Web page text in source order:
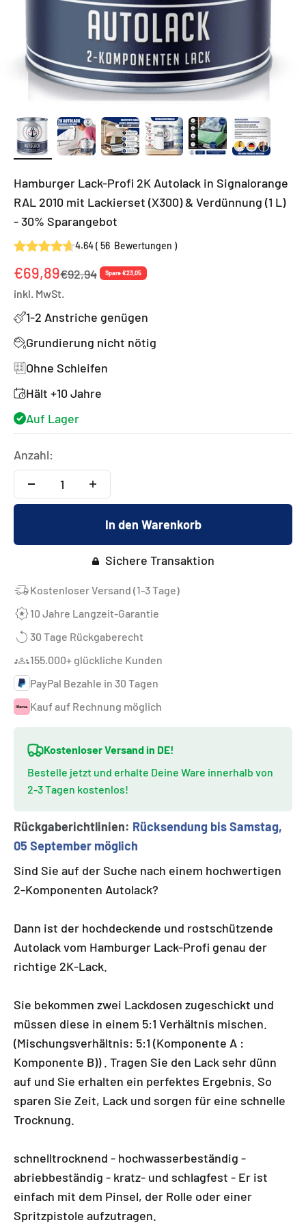
Hamburger Lack-Profi 2K Autolack in Signalorange
RAL 2010 mit Lackierset (X300) & Verdünnung (1 L)
- 30% Sparangebot
4.64( 56 Bewertungen )
Angebot
€69,89Regulärer Preis
€92,94 Spare €23,05
inkl. MwSt.
1-2 Anstriche genügen
Grundierung nicht nötig
Ohne Schleifen
Hält +10 Jahre
Auf Lager
Anzahl:
In den Warenkorb
Sichere Transaktion
Kostenloser Versand (1-3 Tage)
10 Jahre Langzeit-Garantie
30 Tage Rückgaberecht
155.000+ glückliche Kunden
PayPal Bezahle in 30 Tagen
Kauf auf Rechnung möglich
Kostenloser Versand in DE!
Bestelle jetzt und erhalte Deine Ware innerhalb von
2-3 Tagen kostenlos!
Rückgaberichtlinien: Rücksendung bis Samstag,
05 September möglich
Sind Sie auf der Suche nach einem hochwertigen
2-Komponenten Autolack?
Dann ist der hochdeckende und rostschützende
Autolack vom Hamburger Lack-Profi genau der
richtige 2K-Lack.
Sie bekommen zwei Lackdosen zugeschickt und
müssen diese in einem 5:1 Verhältnis mischen.
(Mischungsverhältnis: 5:1 (Komponente A :
Komponente B)) . Tragen Sie den Lack sehr dünn
auf und Sie erhalten ein perfektes Ergebnis. So
sparen Sie Zeit, Lack und sorgen für eine schnelle
Trocknung.
schnelltrocknend - hochwasserbeständig -
abriebbeständig - kratz- und schlagfest - Er ist
einfach mit dem Pinsel, der Rolle oder einer
Spritzpistole aufzutragen.